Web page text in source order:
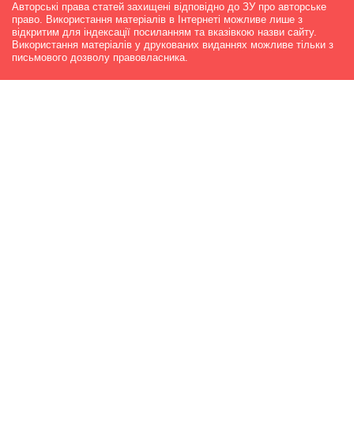
Авторські права статей захищені відповідно до ЗУ про авторське
право. Використання матеріалів в Інтернеті можливе лише з
відкритим для індексації посиланням та вказівкою назви сайту.
Використання матеріалів у друкованих виданнях можливе тільки з
письмового дозволу правовласника.